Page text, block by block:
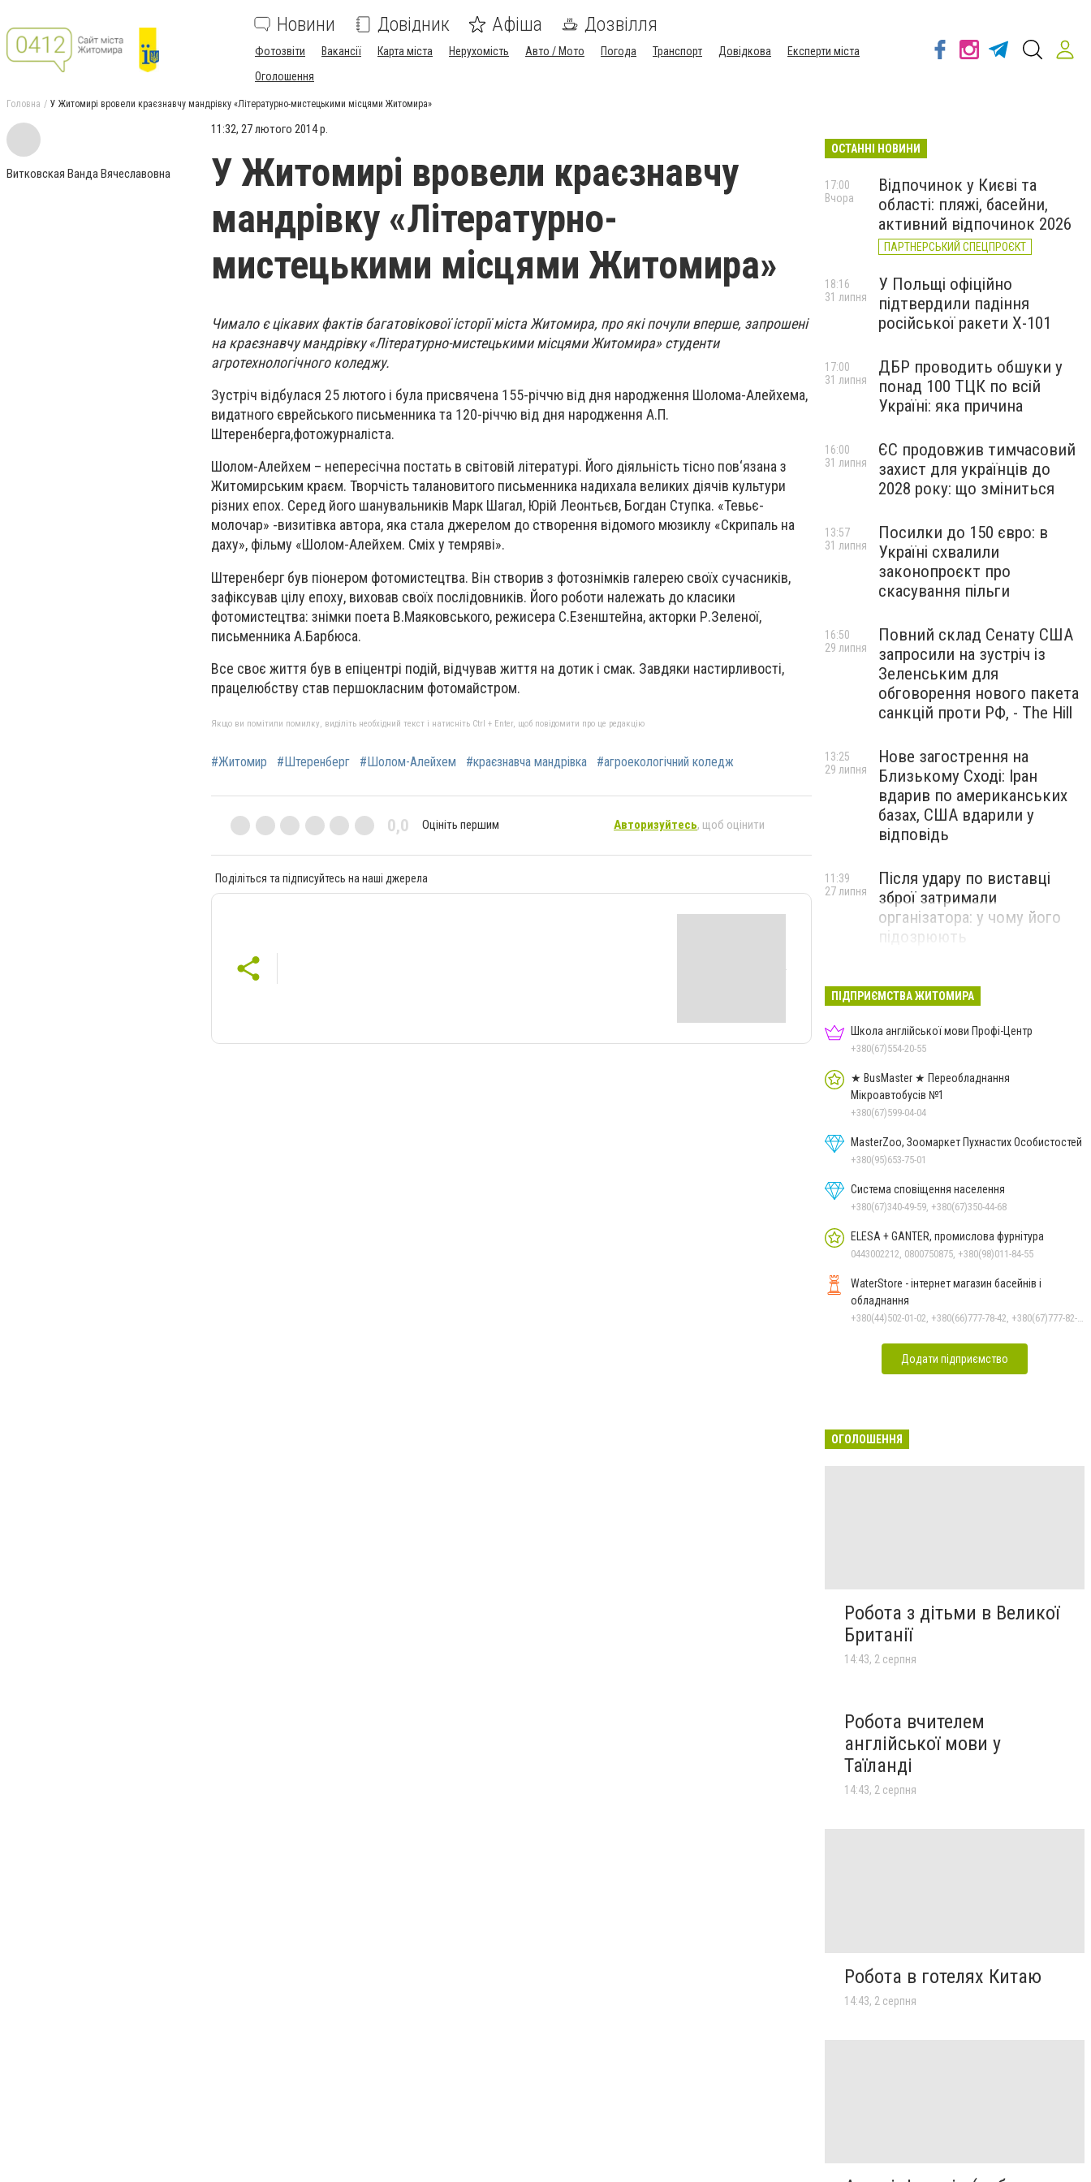
Новини Довідник Афіша Дозвілля
Фотозвіти Вакансії Карта міста Нерухомість Авто / Мото Погода Транспорт Довідкова
Експерти міста
Оголошення
Головна У Житомирі вровели краєзнавчу мандрівку «Літературно-мистецькими місцями Житомира»
Витковская Ванда Вячеславовна
11:32, 27 лютого 2014 р.
У Житомирі вровели краєзнавчу
мандрівку «Літературно-
мистецькими місцями Житомира»
Чимало є цікавих фактів багатовікової історії міста Житомира, про які почули вперше, запрошені
на краєзнавчу мандрівку «Літературно-мистецькими місцями Житомира» студенти
агротехнологічного коледжу.
Зустріч відбулася 25 лютого і була присвячена 155-річчю від дня народження Шолома-Алейхема,
видатного єврейського письменника та 120-річчю від дня народження А.П.
Штеренберга,фотожурналіста.
Шолом-Алейхем – непересічна постать в світовій літературі. Його діяльність тісно пов‘язана з
Житомирським краєм. Творчість талановитого письменника надихала великих діячів культури
різних епох. Серед його шанувальників Марк Шагал, Юрій Леонтьєв, Богдан Ступка. «Тевьє-
молочар» -визитівка автора, яка стала джерелом до створення відомого мюзиклу «Скрипаль на
даху», фільму «Шолом-Алейхем. Сміх у темряві».
Штеренберг був піонером фотомистецтва. Він створив з фотознімків галерею своїх сучасників,
зафіксував цілу епоху, виховав своїх послідовників. Його роботи належать до класики
фотомистецтва: знімки поета В.Маяковського, режисера С.Езенштейна, акторки Р.Зеленої,
письменника А.Барбюса.
Все своє життя був в епіцентрі подій, відчував життя на дотик і смак. Завдяки настирливості,
працелюбству став першокласним фотомайстром.
Якщо ви помітили помилку, виділіть необхідний текст і натисніть Ctrl + Enter, щоб повідомити про це редакцію
#Житомир #Штеренберг #Шолом-Алейхем #краєзнавча мандрівка #агроекологічний коледж
0,0 Оцініть першим Авторизуйтесь, щоб оцінити
Поділіться та підписуйтесь на наші джерела
ОСТАННІ НОВИНИ
Відпочинок у Києві та
області: пляжі, басейни,
активний відпочинок 2026
ПАРТНЕРСЬКИЙ СПЕЦПРОЄКТ
17:00
Вчора
У Польщі офіційно
підтвердили падіння
російської ракети Х-101
18:16
31 липня
ДБР проводить обшуки у
понад 100 ТЦК по всій
Україні: яка причина
17:00
31 липня
ЄС продовжив тимчасовий
захист для українців до
2028 року: що зміниться
16:00
31 липня
Посилки до 150 євро: в
Україні схвалили
законопроєкт про
скасування пільги
13:57
31 липня
Повний склад Сенату США
запросили на зустріч із
Зеленським для
обговорення нового пакета
санкцій проти РФ, - The Hill
16:50
29 липня
Нове загострення на
Близькому Сході: Іран
вдарив по американських
базах, США вдарили у
відповідь
13:25
29 липня
Після удару по виставці
зброї затримали
організатора: у чому його
підозрюють
11:39
27 липня
ПІДПРИЄМСТВА ЖИТОМИРА
Школа англійської мови Профі-Центр
+380(67)554-20-55
★ BusMaster ★ Переобладнання
Мікроавтобусів №1
+380(67)599-04-04
MasterZoo, Зоомаркет Пухнастих Особистостей
+380(95)653-75-01
Система сповіщення населення
+380(67)340-49-59, +380(67)350-44-68
ELESA + GANTER, промислова фурнітура
0443002212, 0800750875, +380(98)011-84-55
WaterStore - інтернет магазин басейнів і
обладнання
+380(44)502-01-02, +380(66)777-78-42, +380(67)777-82-19, +380(67)890-80-80, +380(73)890-80-80, +380(44)502-01-03
Додати підприємство
ОГОЛОШЕННЯ
Робота з дітьми в Великої
Британії
14:43, 2 серпня
Робота вчителем
англійської мови у
Таїланді
14:43, 2 серпня
Робота в готелях Китаю
14:43, 2 серпня